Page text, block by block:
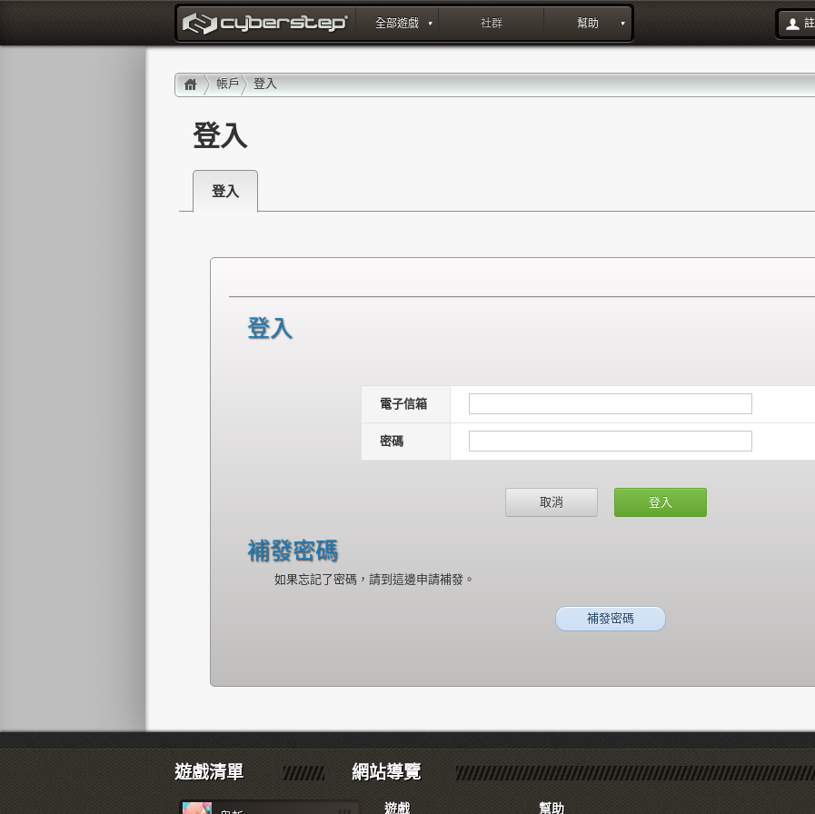
全部遊戲 社群 幫助
登入
帳戶 登入
登入
登入
電子信箱
密碼
取消
補發密碼
如果忘記了密碼，請到這邊申請補發。
補發密碼
遊戲清單 網站導覽
遊戲 幫助